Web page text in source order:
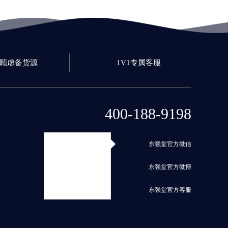
虑备货源 1V1专属客服
400-188-9198
东强堂官方微信
东强堂官方微博
东强堂官方客服